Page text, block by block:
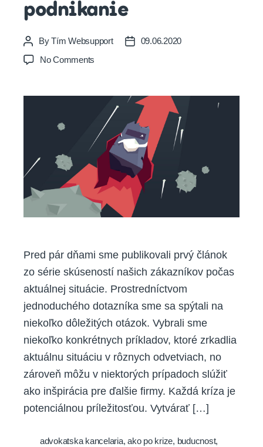
podnikanie
Post
author
ByTím Websupport
Post09.06.2020
No Comments
sa
našli
iný
spôsob,
ako
inovovať
naše
podnikanie
Pred pár dňami sme publikovali prvý článok
zo série skúseností našich zákazníkov počas
aktuálnej situácie. Prostredníctvom
jednoduchého dotazníka sme sa spýtali na
niekoľko dôležitých otázok. Vybrali sme
niekoľko konkrétnych príkladov, ktoré zrkadlia
aktuálnu situáciu v rôznych odvetviach, no
zároveň môžu v niektorých prípadoch slúžiť
ako inšpirácia pre ďalšie firmy. Každá kríza je
potenciálnou príležitosťou. Vytvárať […]
advokatska kancelaria,ako po krize, buducnost,